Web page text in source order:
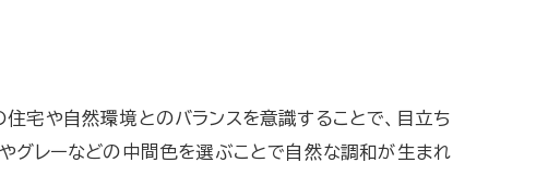
宅や自然環境とのバランスを意識することで、目立ち
グレーなどの中間色を選ぶことで自然な調和が生まれ